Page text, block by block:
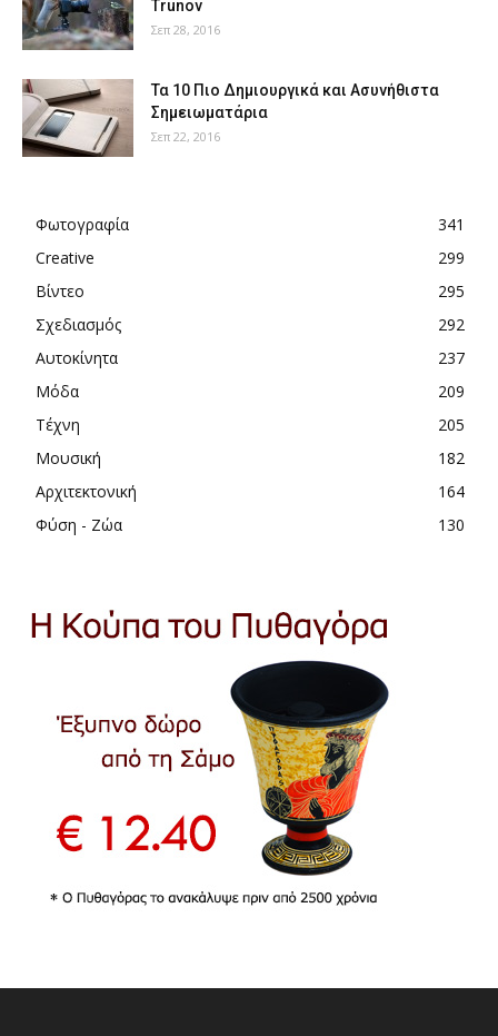
Trunov
Σεπ 28, 2016
Τα 10 Πιο Δημιουργικά και Ασυνήθιστα
Σημειωματάρια
Σεπ 22, 2016
Φωτογραφία
341
Creative
299
Βίντεο
295
Σχεδιασμός
292
Αυτοκίνητα
237
Μόδα
209
Τέχνη
205
Μουσική
182
Αρχιτεκτονική
164
Φύση - Ζώα
130